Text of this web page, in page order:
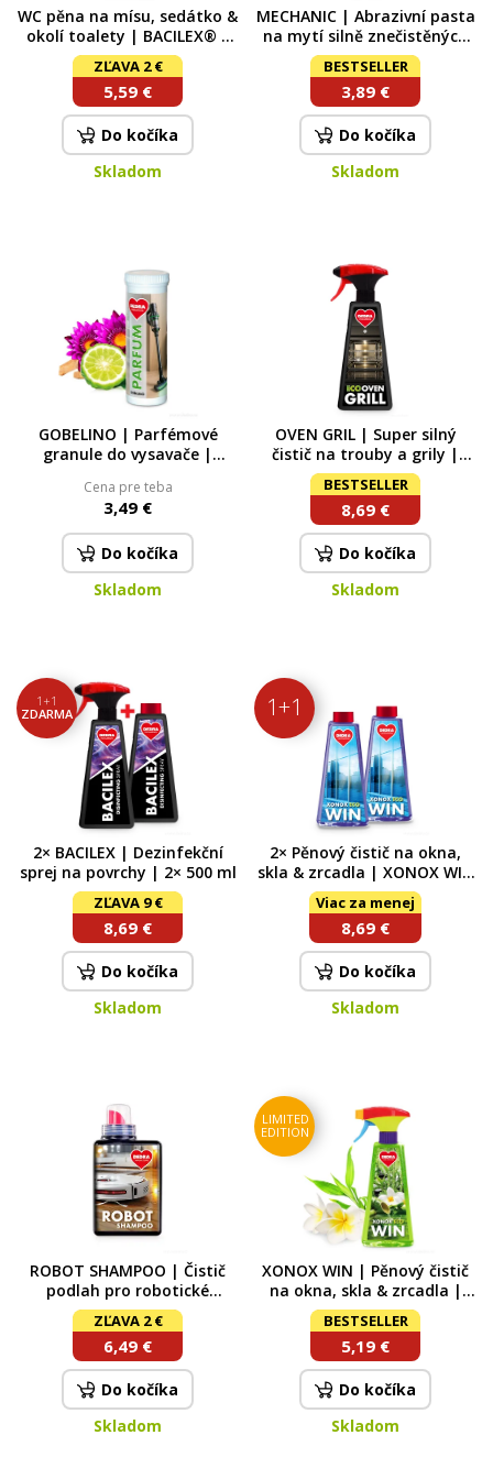
WC pěna na mísu, sedátko &
okolí toalety | BACILEX® |
500 ml
ZĽAVA 2 €
5,59 €
Do kočíka
Skladom
MECHANIC | Abrazivní pasta
na mytí silně znečistěných
rukou | s přírodním
abrazivem | 200 ml
znečištěných rukou
BESTSELLER
3,89 €
Do kočíka
Skladom
GOBELINO | Parfémové
granule do vysavače |
Cena pre teba
3,49 €
Do kočíka
Skladom
OVEN GRIL | Super silný
čistič na trouby a grily |
gelový spray | 500 ml 500 ml
BESTSELLER
8,69 €
Do kočíka
Skladom
1+1
ZDARMA
2× BACILEX | Dezinfekční
sprej na povrchy | 2× 500 ml
ZĽAVA 9 €
8,69 €
Do kočíka
Skladom
1+1
2× Pěnový čistič na okna,
skla & zrcadla | XONOX WIN
| vůně JUICY SUMMER | 2×
500 ml (náplně bez
rozprašovače)
Viac za menej
8,69 €
Do kočíka
Skladom
ROBOT SHAMPOO | Čistič
podlah pro robotické
vysavače s mopem 500 ml
(koncentrát)
ZĽAVA 2 €
6,49 €
Do kočíka
Skladom
LIMITED
EDITION
XONOX WIN | Pěnový čistič
na okna, skla & zrcadla |
vůně ZAZEN | 500 ml 500 ml
BESTSELLER
5,19 €
Do kočíka
Skladom